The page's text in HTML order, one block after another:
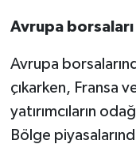
Avrupa
Avrupa
çıkarken, Fransa
yatırımcıların
Bölge